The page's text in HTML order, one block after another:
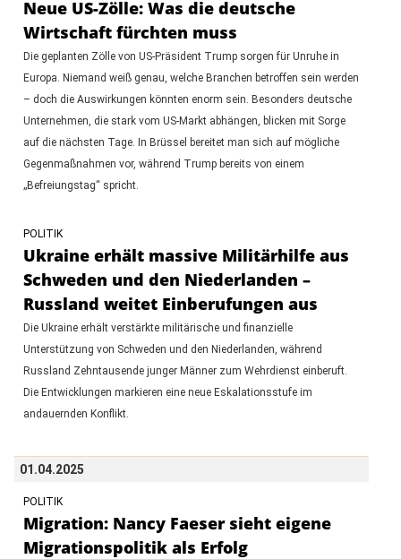
Neue US-Zölle: Was die deutsche
Wirtschaft fürchten muss
Die geplanten Zölle von US-Präsident Trump sorgen für Unruhe in
Europa. Niemand weiß genau, welche Branchen betroffen sein werden
– doch die Auswirkungen könnten enorm sein. Besonders deutsche
Unternehmen, die stark vom US-Markt abhängen, blicken mit Sorge
auf die nächsten Tage. In Brüssel bereitet man sich auf mögliche
Gegenmaßnahmen vor, während Trump bereits von einem
„Befreiungstag“ spricht.
POLITIK
Ukraine erhält massive Militärhilfe aus
Schweden und den Niederlanden –
Russland weitet Einberufungen aus
Die Ukraine erhält verstärkte militärische und finanzielle
Unterstützung von Schweden und den Niederlanden, während
Russland Zehntausende junger Männer zum Wehrdienst einberuft.
Die Entwicklungen markieren eine neue Eskalationsstufe im
andauernden Konflikt.
01.04.2025
POLITIK
Migration: Nancy Faeser sieht eigene
Migrationspolitik als Erfolg